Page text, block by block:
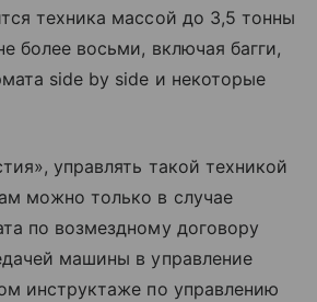
техника массой до 3,5 тонны
более восьми, включая багги,
side by side и некоторые
управлять такой техникой
можно только в случае
по возмездному договору
машины в управление
инструктаже по управлению